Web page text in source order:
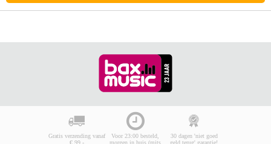
Gratis verzending vanaf
€ 99,-
Voor 23:00 besteld,
morgen in huis (mits
30 dagen 'niet goed
geld terug' garantie!